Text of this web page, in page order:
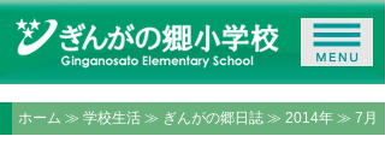
ホーム ≫ 学校生活 ≫ ぎんがの郷日誌 ≫ 2014年 ≫ 7月